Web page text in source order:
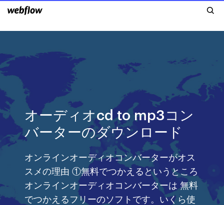
オーディオcd to mp3コン
バーターのダウンロード
オンラインオーディオコンバーターがオス
スメの理由 ①無料でつかえるというところ
オンラインオーディオコンバーターは 無料
でつかえるフリーのソフトです。いくら使